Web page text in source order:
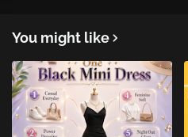
You might like